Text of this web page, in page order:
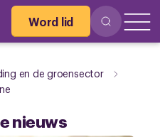
Word lid
en de groensector
nieuws